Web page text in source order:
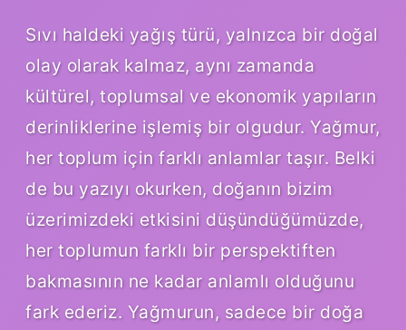
Sıvı haldeki yağış türü, yalnızca bir doğal
olay olarak kalmaz, aynı zamanda
kültürel, toplumsal ve ekonomik yapıların
derinliklerine işlemiş bir olgudur. Yağmur,
her toplum için farklı anlamlar taşır. Belki
de bu yazıyı okurken, doğanın bizim
üzerimizdeki etkisini düşündüğümüzde,
her toplumun farklı bir perspektiften
bakmasının ne kadar anlamlı olduğunu
fark ederiz. Yağmurun, sadece bir doğa